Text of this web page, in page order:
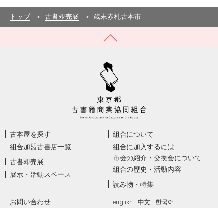
トップ 古書即売展 歳末赤札古本市
古本屋を探す
組合加盟古書店一覧
古書即売展
展示・活動スペース
組合について
組合に加入するには
市会の紹介・交換会について
組合の歴史・活動内容
読み物・特集
お問い合わせ english 中文 한국어